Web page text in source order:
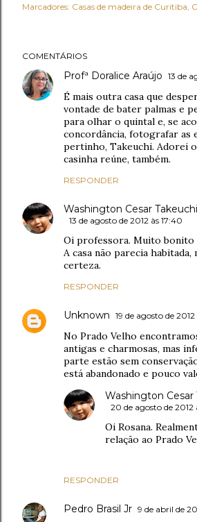
Marcadores: Casas de madeira de Curitiba
COMENTÁRIOS
Profª Doralice Araújo 13 de
É mais outra casa que
vontade de bater palmas e
para olhar o quintal e, se
concordância, fotografar as
pertinho, Takeuchi. Adorei
casinha reúne, também.
RESPONDER
Washington Cesar Takeuchi
13 de agosto de 2012 às 17:40
Oi professora. Muito bonito
A casa não parecia habitada,
certeza.
RESPONDER
Unknown 19 de agosto de 2012
No Prado Velho
antigas e charmosas, mas
parte estão sem
está abandonado e pouco
RESPONDER
Washington Cesar
20 de agosto de 2012
Oi Rosana.
relação ao Prado
Pedro Brasil Jr 9 de abril de